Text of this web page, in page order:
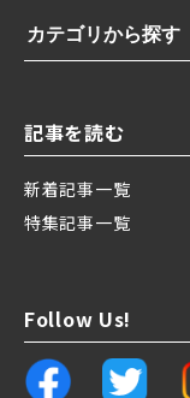
カテゴリから探す
記事を読む
新着記事一覧
特集記事一覧
Follow Us!